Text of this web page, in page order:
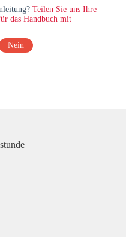
Teilen Sie uns Ihre
das Handbuch mit
Nein